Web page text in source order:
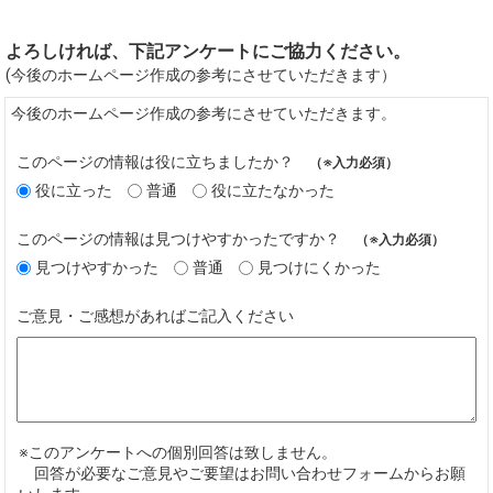
よろしければ、下記アンケートにご協力ください。
(今後のホームページ作成の参考にさせていただきます）
今後のホームページ作成の参考にさせていただきます。
このページの情報は役に立ちましたか？ （※入力必須）
役に立った 普通 役に立たなかった
このページの情報は見つけやすかったですか？ （※入力必須）
見つけやすかった 普通 見つけにくかった
ご意見・ご感想があればご記入ください
※このアンケートへの個別回答は致しません。
回答が必要なご意見やご要望はお問い合わせフォームからお願